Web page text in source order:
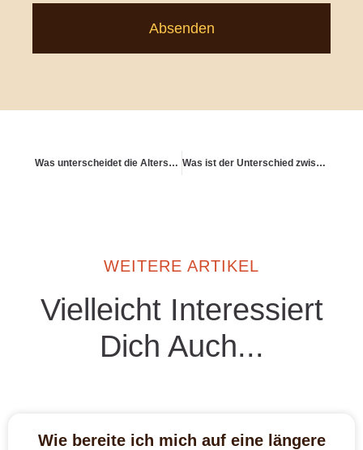
Absenden
Was unterscheidet die Altersvorsorge von Beamten und Angestellten? Was ist der Unterschied zwischen Reichtums-Mindset und Mangel-Mindset?
WEITERE ARTIKEL
Vielleicht Interessiert
Dich Auch...
Wie bereite ich mich auf eine längere